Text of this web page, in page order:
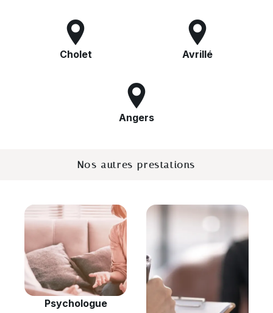
Cholet Avrillé
Angers
Nos autres prestations
Psychologue